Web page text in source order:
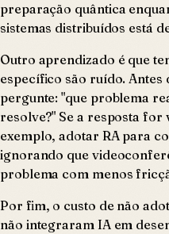
preparação quântica
sistemas distribuídos está
Outro aprendizado é que
específico são ruído.
pergunte: "que problema
resolve?" Se a resposta
exemplo, adotar RA para
ignorando que
problema com menos
Por fim, o custo de não
não integraram IA em